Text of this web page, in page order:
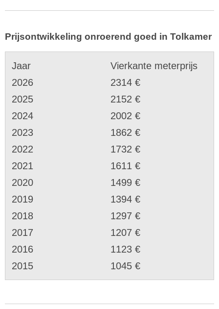
Prijsontwikkeling onroerend goed in Tolkamer
Jaar
Vierkante meterprijs
2026
2314 €
2025
2152 €
2024
2002 €
2023
1862 €
2022
1732 €
2021
1611 €
2020
1499 €
2019
1394 €
2018
1297 €
2017
1207 €
2016
1123 €
2015
1045 €